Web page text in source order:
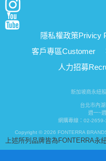
隱私權政策Privicy
客戶專區Customer
人力招募
新加坡商永紐
台北市內
週一~
網購專線：02-
Copyright © 2026 FONTERRA
上述所列品牌皆為FONTERRA永